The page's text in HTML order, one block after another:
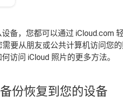
备，您都可以通过 iCloud.com
要从朋友或公共计算机访问您的
访问 iCloud 照片的更多方法。
份恢复到您的设备